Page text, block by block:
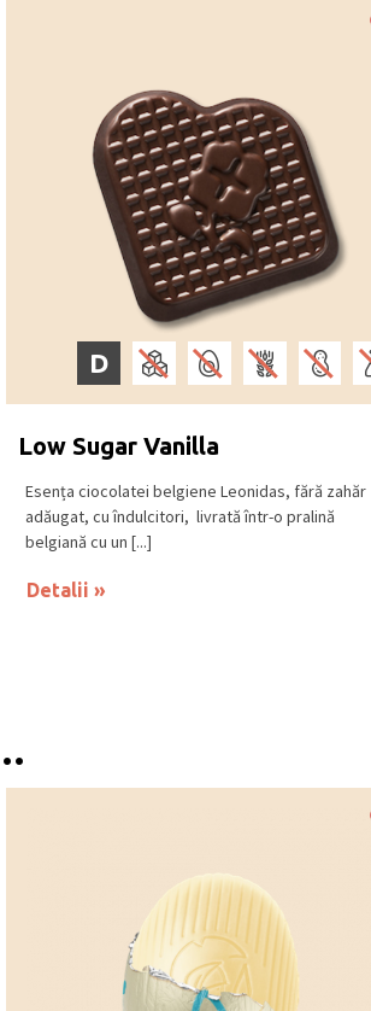
D
Low Sugar Vanilla
Esența ciocolatei belgiene Leonidas, fără zahăr
adăugat, cu îndulcitori, livrată într-o pralină
belgiană cu un [...]
Detalii